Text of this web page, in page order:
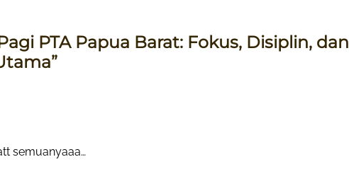
PTA Papua Barat: Fokus, Disiplin, dan
semuanyaaa…